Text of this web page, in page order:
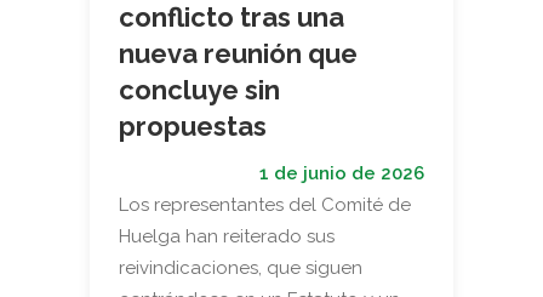
conflicto tras una
nueva reunión que
concluye sin
propuestas
1 de junio de 2026
Los representantes del Comité de
Huelga han reiterado sus
reivindicaciones, que siguen